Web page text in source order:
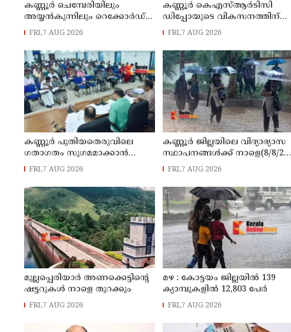
കണ്ണൂർ ചെമ്പേരിയിലും
അയ്യൻകുന്നിലും റെക്കോർഡ്
മഴ ; ഉദയഗിരിയിൽ നേരിയ
ക്യാമ്പിലേക്ക് മാറ്റി
FRI,7 AUG 2026
കണ്ണൂർ കെഎസ്ആർടിസി
ഡിപ്പോയുടെ വികസനത്തിന്
മാസ്റ്റർ പ്ലാൻ തയ്യാറാക്കി
എം എൽ എ
FRI,7 AUG 2026
കണ്ണൂർ പുതിയതെരുവിലെ
ഗതാഗതം സുഗമമാക്കാന്‍
നടപടികള്‍ സ്വീകരിക്കും
FRI,7 AUG 2026
കണ്ണൂർ ജില്ലയിലെ വിദ്യാഭ്യാസ
സ്ഥാപനങ്ങള്‍ക്ക് നാളെ(8/8/26)
അവധി പ്രഖ്യാപിച്ചു
FRI,7 AUG 2026
മുല്ലപ്പെരിയാർ അണക്കെട്ടിന്റെ
ഷട്ടറുകൾ നാളെ തുറക്കും
FRI,7 AUG 2026
മഴ : കോട്ടയം ജില്ലയിൽ 139
ക്യാമ്പുകളിൽ 12,803 പേര്‍
FRI,7 AUG 2026